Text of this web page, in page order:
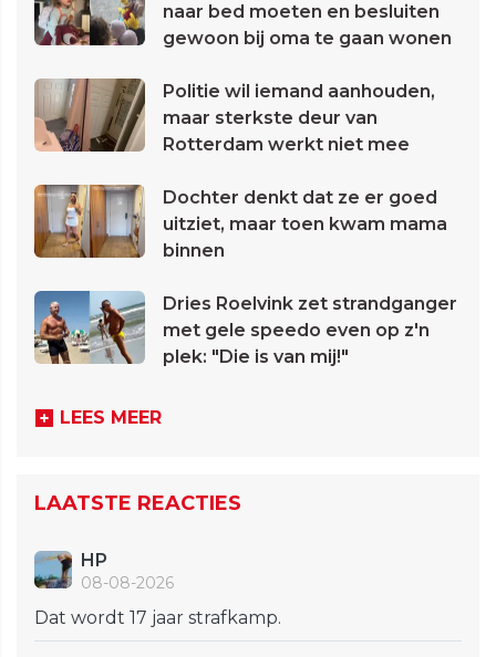
naar bed moeten en besluiten
gewoon bij oma te gaan wonen
Politie wil iemand aanhouden,
maar sterkste deur van
Rotterdam werkt niet mee
Dochter denkt dat ze er goed
uitziet, maar toen kwam mama
binnen
Dries Roelvink zet strandganger
met gele speedo even op z'n
plek: "Die is van mij!"
LEES MEER
LAATSTE REACTIES
HP
08-08-2026
Dat wordt 17 jaar strafkamp.